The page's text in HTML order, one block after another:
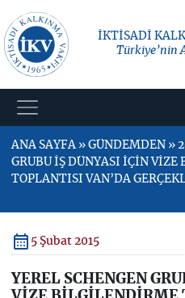
İKTİSADİ
Türkiye’nin
ANA SAYFA » GÜNDEMDEN »
GRUBU İŞ DÜNYASI İÇİN
TOPLANTISI VAN’DA
5 Şubat 2015
YEREL SCHENGEN